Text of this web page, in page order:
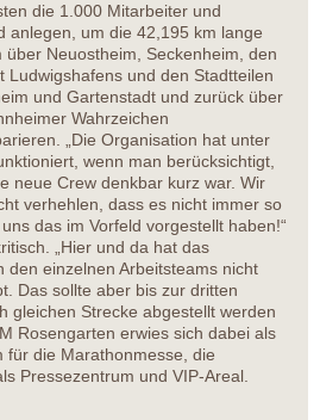
die 1.000 Mitarbeiter und
anlegen, um die 42,195 km lange
über Neuostheim, Seckenheim, den
Ludwigshafens und den Stadtteilen
und Gartenstadt und zurück über
Wahrzeichen
„Die Organisation hat unter
wenn man berücksichtigt,
neue Crew denkbar kurz war. Wir
verhehlen, dass es nicht immer so
das im Vorfeld vorgestellt haben!“
„Hier und da hat das
den einzelnen Arbeitsteams nicht
Das sollte aber bis zur dritten
gleichen Strecke abgestellt werden
Rosengarten erwies sich dabei als
für die Marathonmesse, die
Pressezentrum und VIP-Areal.